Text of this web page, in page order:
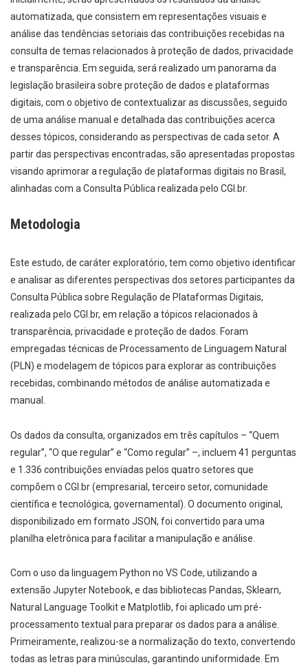
automatizada, que consistem em representações visuais e
análise das tendências setoriais das contribuições recebidas na
consulta de temas relacionados à proteção de dados, privacidade
e transparência. Em seguida, será realizado um panorama da
legislação brasileira sobre proteção de dados e plataformas
digitais, com o objetivo de contextualizar as discussões, seguido
de uma análise manual e detalhada das contribuições acerca
desses tópicos, considerando as perspectivas de cada setor. A
partir das perspectivas encontradas, são apresentadas propostas
visando aprimorar a regulação de plataformas digitais no Brasil,
alinhadas com a Consulta Pública realizada pelo CGI.br.
Metodologia
Este estudo, de caráter exploratório, tem como objetivo identificar
e analisar as diferentes perspectivas dos setores participantes da
Consulta Pública sobre Regulação de Plataformas Digitais,
realizada pelo CGI.br, em relação a tópicos relacionados à
transparência, privacidade e proteção de dados. Foram
empregadas técnicas de Processamento de Linguagem Natural
(PLN) e modelagem de tópicos para explorar as contribuições
recebidas, combinando métodos de análise automatizada e
manual.
Os dados da consulta, organizados em três capítulos – “Quem
regular”, “O que regular” e “Como regular” –, incluem 41 perguntas
e 1.336 contribuições enviadas pelos quatro setores que
compõem o CGI.br (empresarial, terceiro setor, comunidade
científica e tecnológica, governamental). O documento original,
disponibilizado em formato JSON, foi convertido para uma
planilha eletrônica para facilitar a manipulação e análise.
Com o uso da linguagem Python no VS Code, utilizando a
extensão Jupyter Notebook, e das bibliotecas Pandas, Sklearn,
Natural Language Toolkit e Matplotlib, foi aplicado um pré-
processamento textual para preparar os dados para a análise.
Primeiramente, realizou-se a normalização do texto, convertendo
todas as letras para minúsculas, garantindo uniformidade. Em